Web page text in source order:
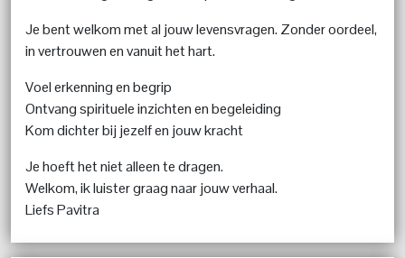
Je bent welkom met al jouw levensvragen. Zonder oordeel,
in vertrouwen en vanuit het hart.
Voel erkenning en begrip
Ontvang spirituele inzichten en begeleiding
Kom dichter bij jezelf en jouw kracht
Je hoeft het niet alleen te dragen.
Welkom, ik luister graag naar jouw verhaal.
Liefs Pavitra